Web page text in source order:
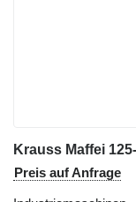
Krauss Maffei
Preis auf Anfrage